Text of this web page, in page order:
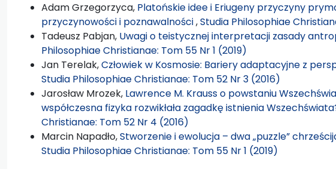
Adam Grzegorzyca, Platońskie idee i Eriugeny przyczyny
przyczynowości i poznawalności,Studia Philosophiae
Tadeusz Pabjan, Uwagi o teistycznej interpretacji zasady
Philosophiae Christianae: Tom 55 Nr 1 (2019)
Jan Terelak,Człowiek w Kosmosie: Bariery adaptacyjne z
Studia Philosophiae Christianae: Tom 52 Nr 3 (2016)
Jarosław Mrozek, Lawrence M. Krauss o powstaniu
współczesna fizyka rozwikłała zagadkę istnienia
Christianae: Tom 52 Nr 4 (2016)
Marcin Napadło,Stworzenie i ewolucja – dwa „puzzle”
Studia Philosophiae Christianae: Tom 55 Nr 1 (2019)